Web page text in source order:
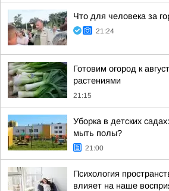
Что для человека за
21:24
Готовим огород к
растениями
21:15
Уборка в детских
мыть полы?
21:00
Психология
влияет на наше